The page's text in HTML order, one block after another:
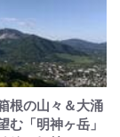
根の山々＆大涌
む「明神ヶ岳」